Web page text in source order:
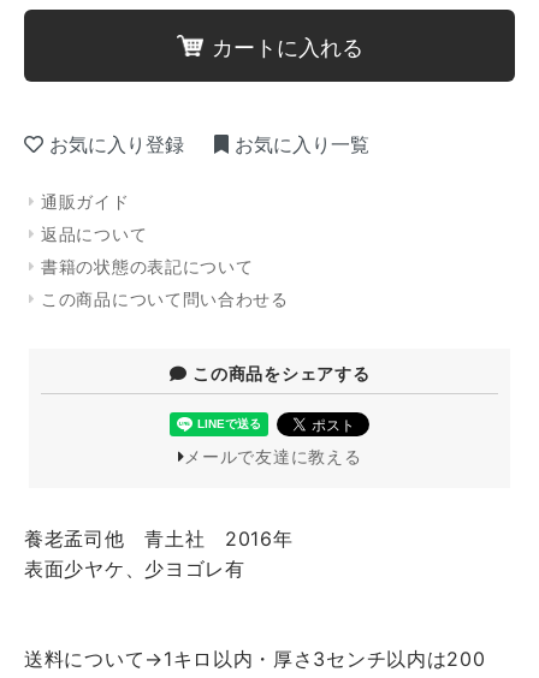
カートに入れる
お気に入り登録 お気に入り一覧
通販ガイド
返品について
書籍の状態の表記について
この商品について問い合わせる
この商品をシェアする
メールで友達に教える
養老孟司他 青土社 2016年
表面少ヤケ、少ヨゴレ有
送料について→1キロ以内・厚さ3センチ以内は200